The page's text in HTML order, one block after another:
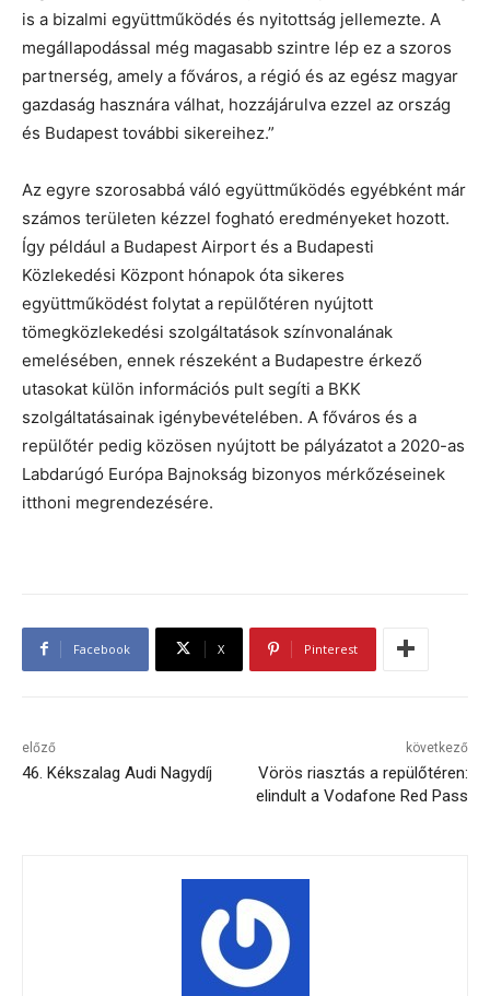
is a bizalmi együttműködés és nyitottság jellemezte. A
megállapodással még magasabb szintre lép ez a szoros
partnerség, amely a főváros, a régió és az egész magyar
gazdaság hasznára válhat, hozzájárulva ezzel az ország
és Budapest további sikereihez.”
Az egyre szorosabbá váló együttműködés egyébként már
számos területen kézzel fogható eredményeket hozott.
Így például a Budapest Airport és a Budapesti
Közlekedési Központ hónapok óta sikeres
együttműködést folytat a repülőtéren nyújtott
tömegközlekedési szolgáltatások színvonalának
emelésében, ennek részeként a Budapestre érkező
utasokat külön információs pult segíti a BKK
szolgáltatásainak igénybevételében. A főváros és a
repülőtér pedig közösen nyújtott be pályázatot a 2020-as
Labdarúgó Európa Bajnokság bizonyos mérkőzéseinek
itthoni megrendezésére.
Facebook X Pinterest
előző
46. Kékszalag Audi Nagydíj
következő
Vörös riasztás a repülőtéren:
elindult a Vodafone Red Pass